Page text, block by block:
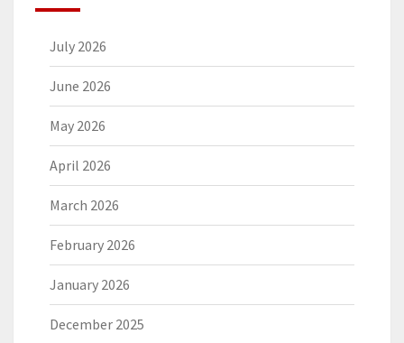
July 2026
June 2026
May 2026
April 2026
March 2026
February 2026
January 2026
December 2025